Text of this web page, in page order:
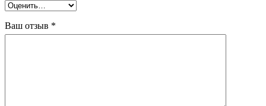
Ваш отзыв *